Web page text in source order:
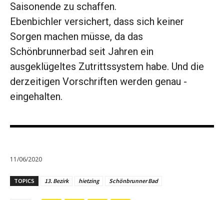
Saisonende zu schaffen.
Ebenbichler versichert, dass sich keiner
Sorgen machen müsse, da das
Schönbrunnerbad seit Jahren ein
ausgeklügeltes Zutrittssystem habe. Und die
derzeitigen Vorschriften werden genau ­
eingehalten.
11/06/2020
TOPICS 13. Bezirk hietzing Schönbrunner Bad